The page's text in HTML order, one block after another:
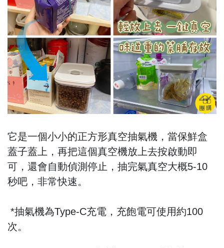
它是一個小小的正方形真空抽氣機，當保鮮盒
蓋子蓋上，再把這個真空機放上去按啟動即
可，還會自動偵測停止，抽完氣真空大概5-10
秒吧，非常快速。
*抽氣機為Type-C充電，充飽電可使用約100
次。